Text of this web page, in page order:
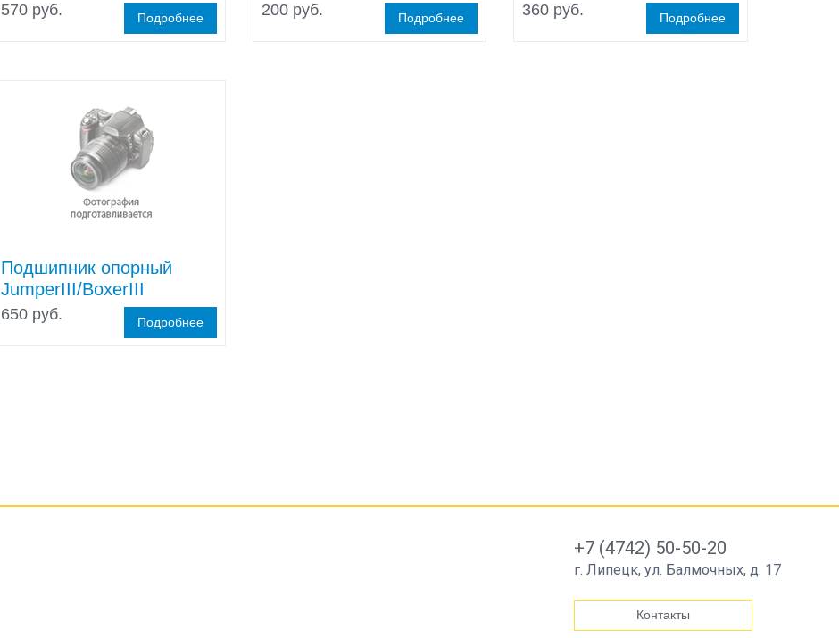
570 руб. Подробнее 200 руб. Подробнее 360 руб. Подробнее
Подшипник опорный
JumperIII/BoxerIII
650 руб. Подробнее
+7 (4742) 50-50-20
г. Липецк, ул. Балмочных, д. 17
Контакты